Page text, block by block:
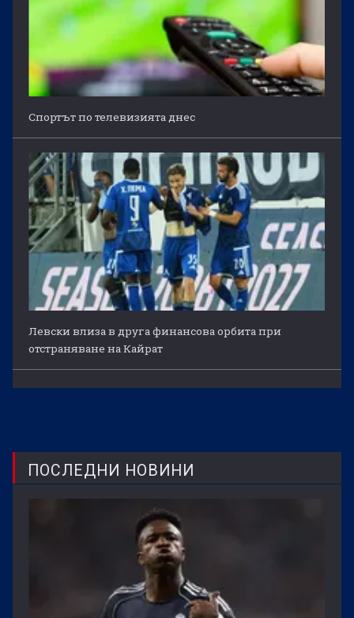
Спортът по телевизията днес
Левски влиза в друга финансова орбита при
отстраняване на Кайрат
ПОСЛЕДНИ НОВИНИ